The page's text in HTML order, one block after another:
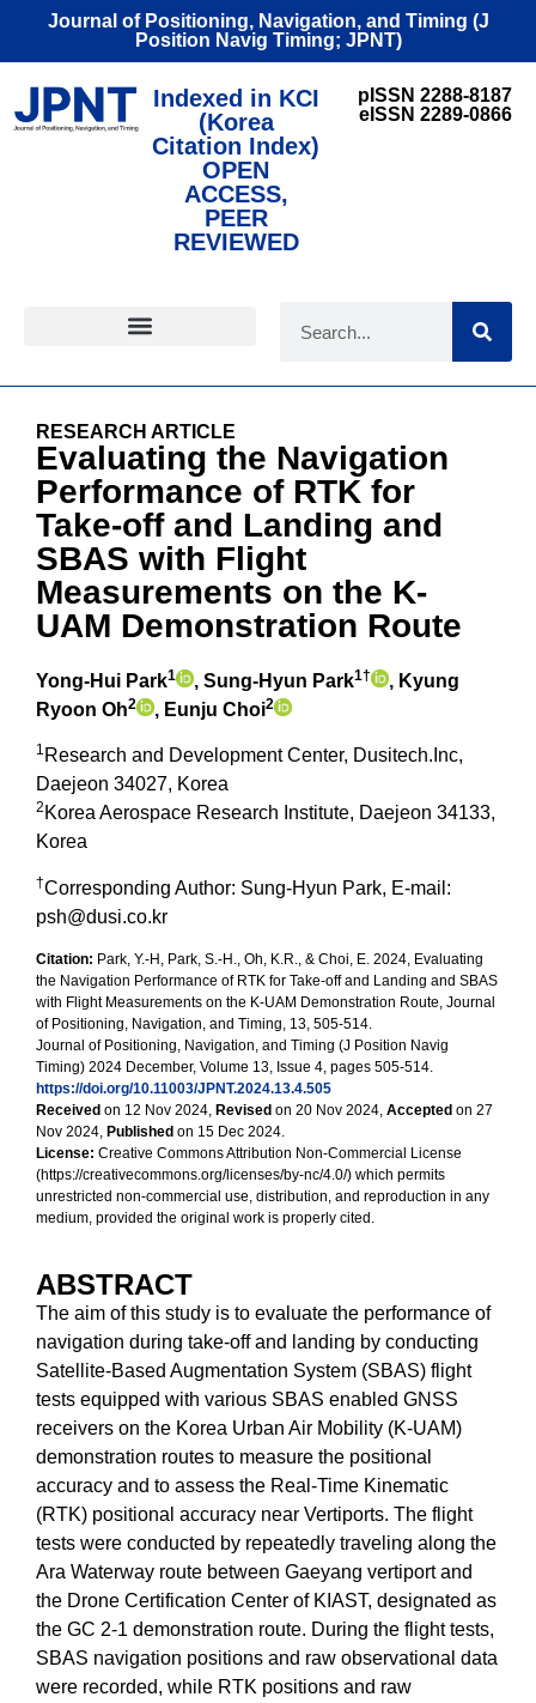
Journal of Positioning, Navigation, and Timing (J
Position Navig Timing; JPNT)
Indexed in KCI
(Korea
Citation Index)
OPEN
ACCESS,
PEER
REVIEWED
pISSN 2288-8187
eISSN 2289-0866
RESEARCH ARTICLE
Evaluating the Navigation
Performance of RTK for
Take-off and Landing and
SBAS with Flight
Measurements on the K-
UAM Demonstration Route
Yong-Hui Park1 , Sung-Hyun Park1†
, Kyung
Ryoon Oh2 , Eunju Choi2
1 Research and Development Center, Dusitech.Inc,
Daejeon 34027, Korea
2 Korea Aerospace Research Institute, Daejeon 34133,
Korea
†Corresponding Author: Sung-Hyun Park, E-mail:
psh@dusi.co.kr
Citation: Park, Y.-H, Park, S.-H., Oh, K.R., & Choi, E. 2024, Evaluating
the Navigation Performance of RTK for Take-off and Landing and SBAS
with Flight Measurements on the K-UAM Demonstration Route, Journal
of Positioning, Navigation, and Timing, 13, 505-514.
Journal of Positioning, Navigation, and Timing (J Position Navig
Timing) 2024 December, Volume 13, Issue 4, pages 505-514.
https://doi.org/10.11003/JPNT.2024.13.4.505
Received on 12 Nov 2024, Revised on 20 Nov 2024, Accepted on 27
Nov 2024, Published on 15 Dec 2024.
License: Creative Commons Attribution Non-Commercial License
(https://creativecommons.org/licenses/by-nc/4.0/) which permits
unrestricted non-commercial use, distribution, and reproduction in any
medium, provided the original work is properly cited.
ABSTRACT
The aim of this study is to evaluate the performance of
navigation during take-off and landing by conducting
Satellite-Based Augmentation System (SBAS) flight
tests equipped with various SBAS enabled GNSS
receivers on the Korea Urban Air Mobility (K-UAM)
demonstration routes to measure the positional
accuracy and to assess the Real-Time Kinematic
(RTK) positional accuracy near Vertiports. The flight
tests were conducted by repeatedly traveling along the
Ara Waterway route between Gaeyang vertiport and
the Drone Certification Center of KIAST, designated as
the GC 2-1 demonstration route. During the flight tests,
SBAS navigation positions and raw observational data
were recorded, while RTK positions and raw